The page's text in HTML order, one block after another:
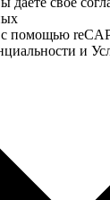
помощью
и